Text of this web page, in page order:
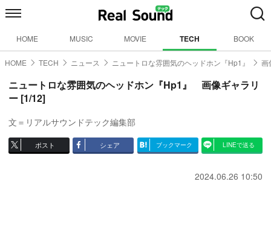
HOME MUSIC MOVIE TECH BOOK
HOME TECH ニュース ニュートロな雰囲気のヘッドホン『Hp1』 画
ニュートロな雰囲気のヘッドホン『Hp1』 画像ギャラリ
ー [1/12]
文＝リアルサウンドテック編集部
ポスト シェア ブックマーク LINEで送る
2024.06.26 10:50